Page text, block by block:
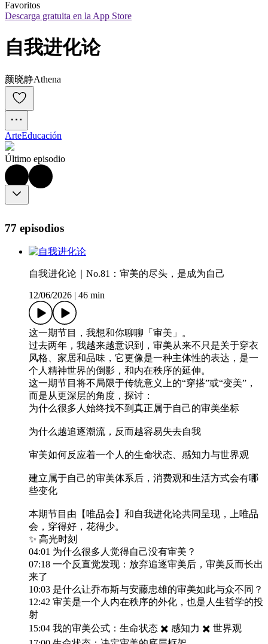
Favoritos
Descarga gratuita en la App Store
自我进化论
颜晓静Athena
ArteEducación
Último episodio
77 episodios
自我进化论｜No.81：审美的尽头，是成为自己
12/06/2026 46 min
这一期节目，我想和你聊聊「审美」。
过去两年，我越来越意识到，审美从来不只是关于穿衣
风格、家居和品味，它更像是一种主体性的表达，是一
个人精神世界的倒影，和内在秩序的延伸。
这一期节目将不局限于传统意义上的“穿搭”或“变美”，
而是从更深层的角度，探讨：
为什么很多人始终找不到真正属于自己的审美坐标
为什么越追逐潮流，反而越容易失去自我
审美如何反应着一个人的生命状态、感知力与世界观
建立属于自己的审美体系后，消费观和生活方式会有哪
些变化
本期节目由【唯品会】和自我进化论共同呈现，上唯品
会，穿得好，花得少。
✨ 高光时刻
04:01 为什么很多人觉得自己没有审美？
07:18 一个反直觉发现：放弃追逐审美后，审美反而长出
来了
10:03 是什么让乔布斯与安藤忠雄的审美如此与众不同？
12:42 审美是一个人内在秩序的外化，也是人生哲学的投
射
15:04 我的审美公式：生命状态 ✖️ 感知力 ✖️ 世界观